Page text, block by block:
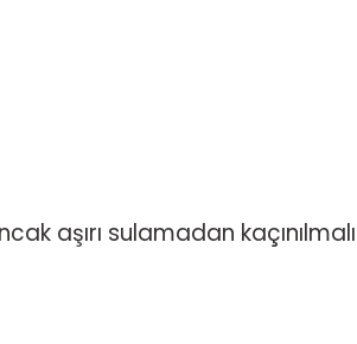
aşırı sulamadan